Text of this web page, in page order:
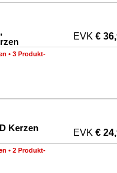
EVK €
• 3 Produkt-
Kerzen
EVK €
• 2 Produkt-